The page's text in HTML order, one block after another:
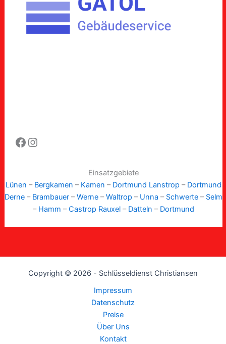
Facebook
Instagram
Einsatzgebiete
Lünen – Bergkamen – Kamen – Dortmund Lanstrop – Dortmund
Derne – Brambauer –Werne –Waltrop – Unna – Schwerte – Selm
– Hamm –Castrop Rauxel – Datteln – Dortmund
Copyright © 2026 - Schlüsseldienst Christiansen
Impressum
Datenschutz
Preise
Über Uns
Kontakt